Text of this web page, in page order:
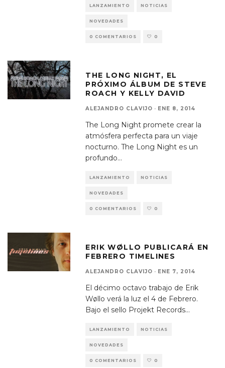
LANZAMIENTO NOTICIAS
NOVEDADES
0 COMENTARIOS 0
THE LONG NIGHT, EL
PRÓXIMO ÁLBUM DE STEVE
ROACH Y KELLY DAVID
ALEJANDRO CLAVIJO · ENE 8, 2014
The Long Night promete crear la
atmósfera perfecta para un viaje
nocturno. The Long Night es un
profundo...
LANZAMIENTO NOTICIAS
NOVEDADES
0 COMENTARIOS 0
ERIK WØLLO PUBLICARÁ EN
FEBRERO TIMELINES
ALEJANDRO CLAVIJO · ENE 7, 2014
El décimo octavo trabajo de Erik
Wøllo verá la luz el 4 de Febrero.
Bajo el sello Projekt Records...
LANZAMIENTO NOTICIAS
NOVEDADES
0 COMENTARIOS 0